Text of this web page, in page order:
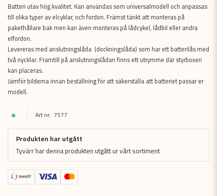
Batteri utav hög kvalitet. Kan användas som universalmodell och anpassas
till olika typer av elcyklar, och fordon. Främst tänkt att monteras på
pakethållare bak men kan även monteras på lådcykel, lådbil eller andra
elfordon.
Levereras med anslutningslåda (dockningslåda) som har ett batterilås med
två nycklar. Framtill på anslutningslådan finns ett utrymme där styrboxen
kan placeras.
Jämför bilderna innan beställning för att säkerställa att batteriet passar er
modell.
7577
Produkten har utgått
Tyvärr har denna produkten utgått ur vårt sortiment